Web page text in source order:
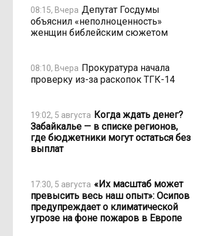
08:15, Вчера Депутат Госдумы
объяснил «неполноценность»
женщин библейским сюжетом
08:10, Вчера Прокуратура начала
проверку из-за раскопок ТГК-14
19:02, 5 августа Когда ждать денег?
Забайкалье — в списке регионов,
где бюджетники могут остаться без
выплат
17:30, 5 августа «Их масштаб может
превысить весь наш опыт»: Осипов
предупреждает о климатической
угрозе на фоне пожаров в Европе